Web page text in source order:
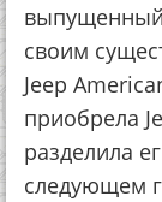
выпущенный
своим
Jeep
приобрела
разделила
следующем